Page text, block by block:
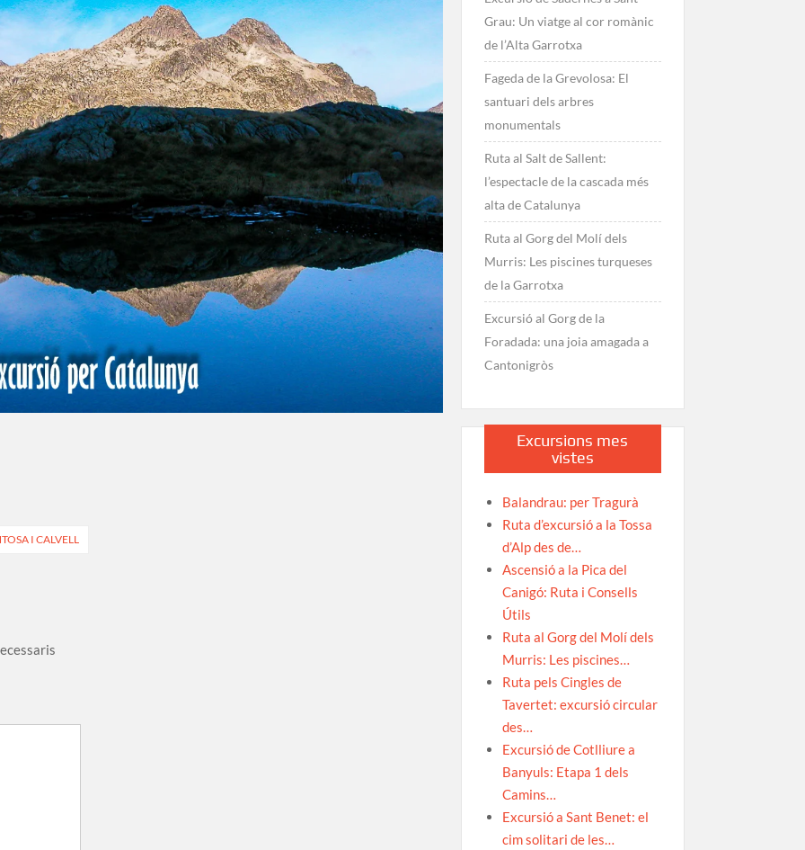
I CALVELL
Grau: Un viatge al cor romànic
de l’Alta Garrotxa
Fageda de la Grevolosa: El
santuari dels arbres
monumentals
Ruta al Salt de Sallent:
l’espectacle de la cascada més
alta de Catalunya
Ruta al Gorg del Molí dels
Murris: Les piscines turqueses
de la Garrotxa
Excursió al Gorg de la
Foradada: una joia amagada a
Cantonigròs
Excursions mes
vistes
Balandrau: per Tragurà
Ruta d’excursió a la Tossa
d’Alp des de…
Ascensió a la Pica del
Canigó: Ruta i Consells
Útils
Ruta al Gorg del Molí dels
Murris: Les piscines…
Ruta pels Cingles de
Tavertet: excursió circular
des…
Excursió de Cotlliure a
Banyuls: Etapa 1 dels
Camins…
Excursió a Sant Benet: el
cim solitari de les…